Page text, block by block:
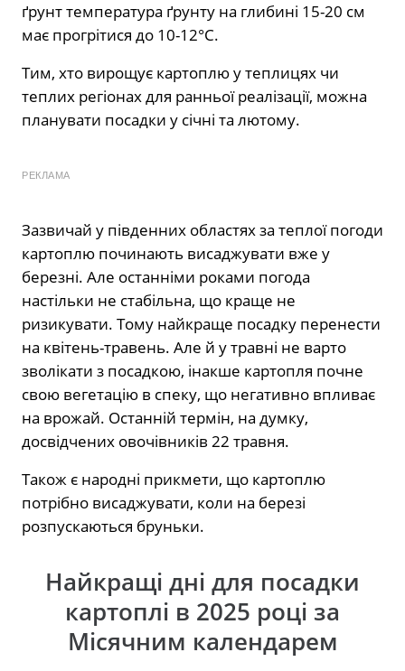
ґрунт температура ґрунту на глибині 15-20 см
має прогрітися до 10-12°C.
Тим, хто вирощує картоплю у теплицях чи
теплих регіонах для ранньої реалізації, можна
планувати посадки у січні та лютому.
РЕКЛАМА
Зазвичай у південних областях за теплої погоди
картоплю починають висаджувати вже у
березні. Але останніми роками погода
настільки не стабільна, що краще не
ризикувати. Тому найкраще посадку перенести
на квітень-травень. Але й у травні не варто
зволікати з посадкою, інакше картопля почне
свою вегетацію в спеку, що негативно впливає
на врожай. Останній термін, на думку,
досвідчених овочівників 22 травня.
Також є народні прикмети, що картоплю
потрібно висаджувати, коли на березі
розпускаються бруньки.
Найкращі дні для посадки
картоплі в 2025 році за
Місячним календарем